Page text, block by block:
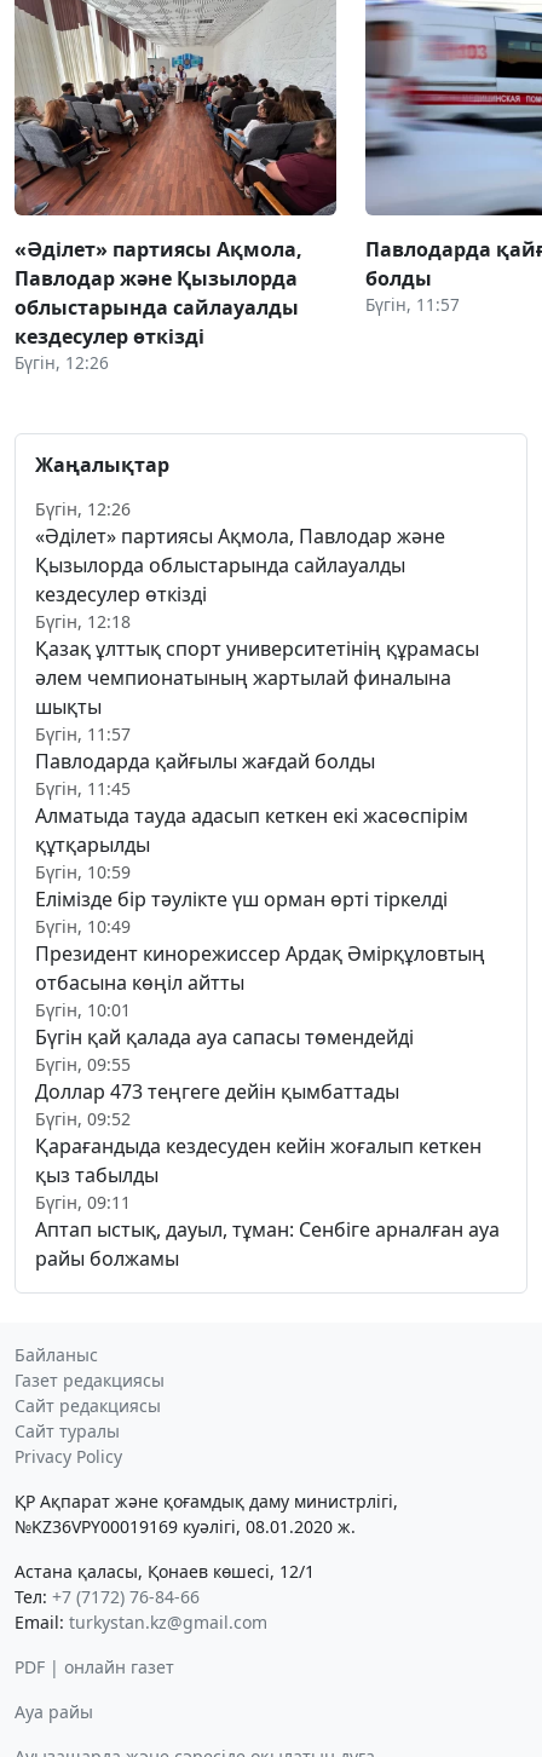
«Әділет» партиясы Ақмола,
Павлодар және Қызылорда
облыстарында сайлауалды
кездесулер өткізді
Бүгін, 12:26
Павлодарда
болды
Бүгін, 11:57
Жаңалықтар
Бүгін, 12:26
«Әділет» партиясы Ақмола, Павлодар және
Қызылорда облыстарында сайлауалды
кездесулер өткізді
Бүгін, 12:18
Қазақ ұлттық спорт университетінің құрамасы
әлем чемпионатының жартылай финалына
шықты
Бүгін, 11:57
Павлодарда қайғылы жағдай болды
Бүгін, 11:45
Алматыда тауда адасып кеткен екі жасөспірім
құтқарылды
Бүгін, 10:59
Елімізде бір тәулікте үш орман өрті тіркелді
Бүгін, 10:49
Президент кинорежиссер Ардақ Әмірқұловтың
отбасына көңіл айтты
Бүгін, 10:01
Бүгін қай қалада ауа сапасы төмендейді
Бүгін, 09:55
Доллар 473 теңгеге дейін қымбаттады
Бүгін, 09:52
Қарағандыда кездесуден кейін жоғалып кеткен
қыз табылды
Бүгін, 09:11
Аптап ыстық, дауыл, тұман: Сенбіге арналған ауа
райы болжамы
Байланыс
Газет редакциясы
Сайт редакциясы
Сайт туралы
Privacy Policy
ҚР Ақпарат және қоғамдық даму министрлігі,
№KZ36VPY00019169 куәлігі, 08.01.2020 ж.
Астана қаласы, Қонаев көшесі, 12/1
Тел: +7 (7172) 76-84-66
Email: turkystan.kz@gmail.com
PDF | онлайн газет
Ауа райы